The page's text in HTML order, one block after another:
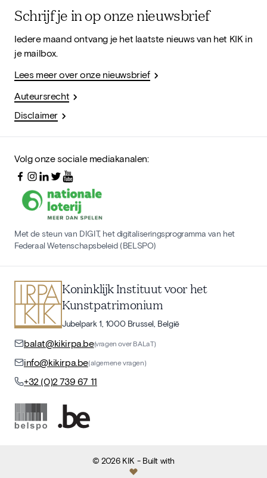
Schrijf je in op onze nieuwsbrief
Iedere maand ontvang je het laatste nieuws van het KIK in
je mailbox.
Lees meer over onze nieuwsbrief
Auteursrecht
Disclaimer
Volg onze sociale mediakanalen:
Met de steun van DIGIT, het digitaliseringsprogramma van het
Federaal Wetenschapsbeleid (BELSPO)
Koninklijk Instituut voor het
Kunstpatrimonium
Jubelpark 1, 1000 Brussel, België
balat@kikirpa.be(vragen over BALaT)
info@kikirpa.be(algemene vragen)
+32 (0)2 739 67 11
©2026 KIK - Built with